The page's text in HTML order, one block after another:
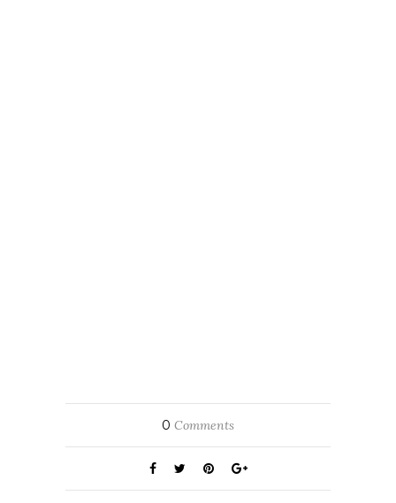
0 Comments